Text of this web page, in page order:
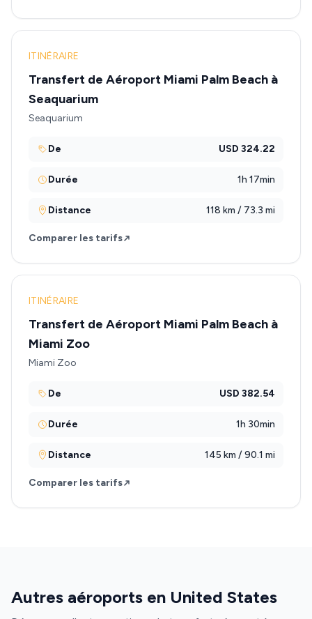
ITINÉRAIRE
Transfert de Aéroport Miami Palm Beach à
Seaquarium
Seaquarium
De USD 324.22
Durée 1h 17min
Distance 118 km / 73.3 mi
Comparer les tarifs
ITINÉRAIRE
Transfert de Aéroport Miami Palm Beach à
Miami Zoo
Miami Zoo
De USD 382.54
Durée 1h 30min
Distance 145 km / 90.1 mi
Comparer les tarifs
Autres aéroports en United States